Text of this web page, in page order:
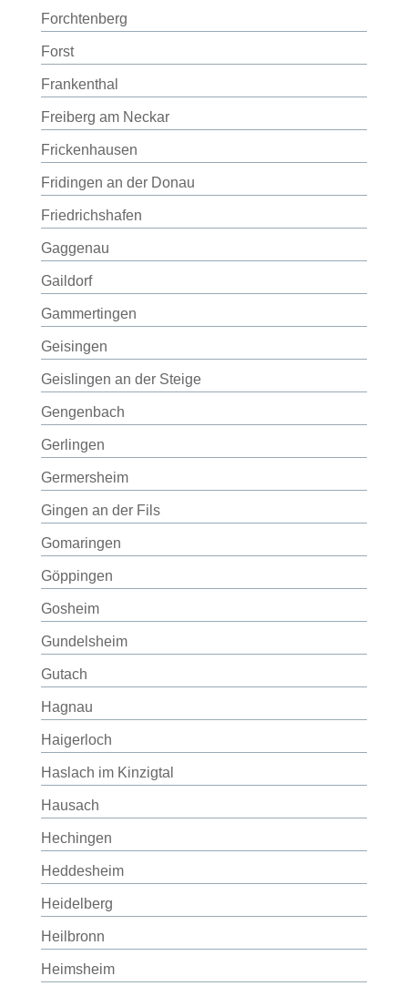
Forchtenberg
Forst
Frankenthal
Freiberg am Neckar
Frickenhausen
Fridingen an der Donau
Friedrichshafen
Gaggenau
Gaildorf
Gammertingen
Geisingen
Geislingen an der Steige
Gengenbach
Gerlingen
Germersheim
Gingen an der Fils
Gomaringen
Göppingen
Gosheim
Gundelsheim
Gutach
Hagnau
Haigerloch
Haslach im Kinzigtal
Hausach
Hechingen
Heddesheim
Heidelberg
Heilbronn
Heimsheim